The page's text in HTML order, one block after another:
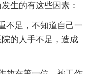
生的有这些因素：
不足，不知道自己一
的人手不足，造成